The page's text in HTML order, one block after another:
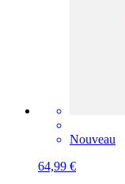
Nouveau
64,99 €